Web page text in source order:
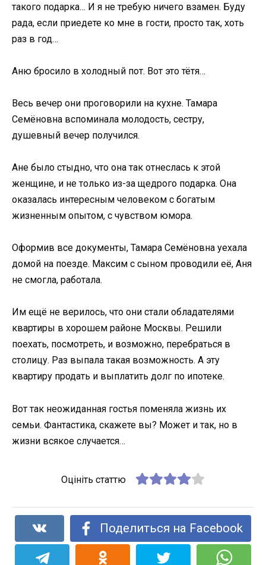
такого подарка… И я не требую ничего взамен. Буду
рада, если приедете ко мне в гости, просто так, хоть
раз в год…
Аню бросило в холодный пот. Вот это тётя…
Весь вечер они проговорили на кухне. Тамара
Семёновна вспоминала молодость, сестру,
душевный вечер получился.
Ане было стыдно, что она так отнеслась к этой
женщине, и не только из-за щедрого подарка. Она
оказалась интересным человеком с богатым
жизненным опытом, с чувством юмора.
Оформив все документы, Тамара Семёновна уехала
домой на поезде. Максим с сыном проводили её, Аня
не смогла, работала.
Им ещё не верилось, что они стали обладателями
квартиры в хорошем районе Москвы. Решили
поехать, посмотреть, и возможно, перебраться в
столицу. Раз выпала такая возможность. А эту
квартиру продать и выплатить долг по ипотеке.
Вот так неожиданная гостья поменяла жизнь их
семьи. Фантастика, скажете вы? Может и так, но в
жизни всякое случается…
Оцініть статтю
Поделиться на Facebook